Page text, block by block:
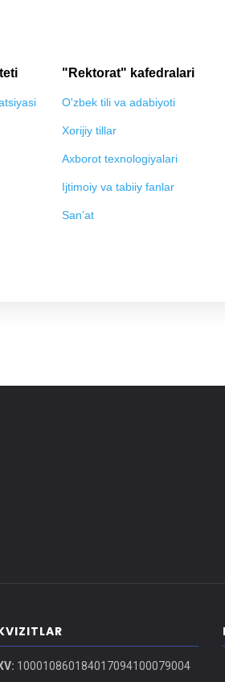
"Rektorat" kafedralari
O'zbek tili va adabiyoti
Xorijiy tillar
Axborot texnologiyalari
Ijtimoiy va tabiiy fanlar
San’at
100010860184017094100079004